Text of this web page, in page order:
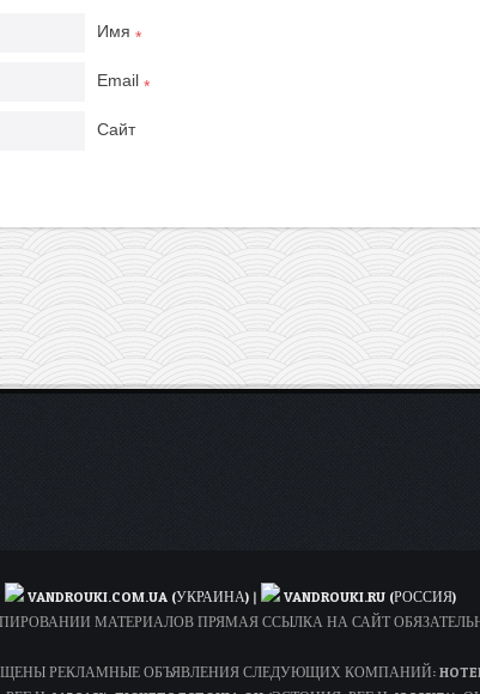
Имя *
Email *
Сайт
VANDROUKI.COM.UA (УКРАИНА) |
VANDROUKI.RU (РОССИЯ)
МАТЕРИАЛОВ ПРЯМАЯ ССЫЛКА НА САЙТ
РЕКЛАМНЫЕ ОБЪЯВЛЕНИЯ СЛЕДУЮЩИХ КОМПАНИЙ: HOTELS